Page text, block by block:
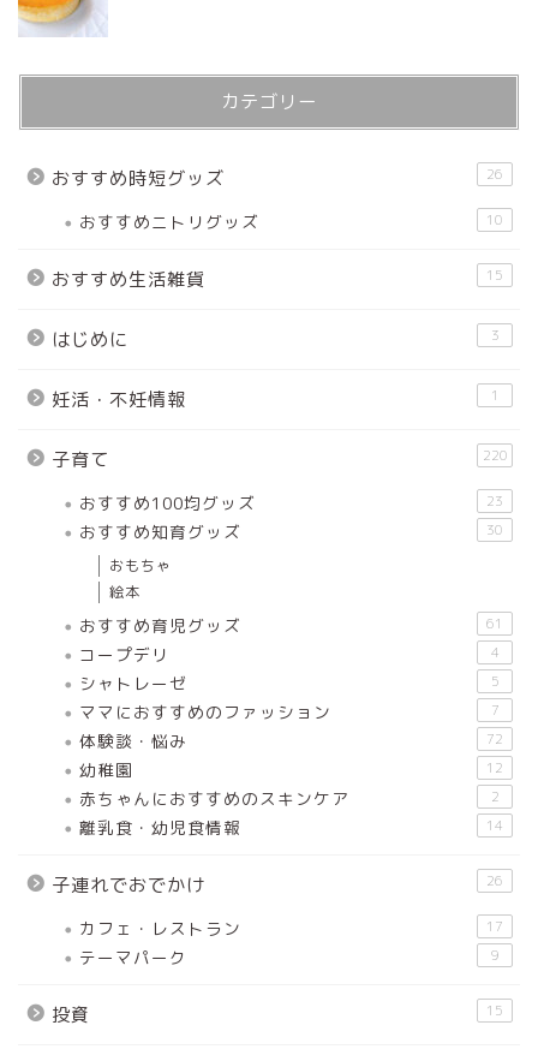
カテゴリー
おすすめ時短グッズ 26
おすすめニトリグッズ 10
おすすめ生活雑貨 15
はじめに 3
妊活・不妊情報 1
子育て 220
おすすめ100均グッズ 23
おすすめ知育グッズ 30
おもちゃ
絵本
おすすめ育児グッズ 61
コープデリ 4
シャトレーゼ 5
ママにおすすめのファッション 7
体験談・悩み 72
幼稚園 12
赤ちゃんにおすすめのスキンケア 2
離乳食・幼児食情報 14
子連れでおでかけ 26
カフェ・レストラン 17
テーマパーク 9
投資 15